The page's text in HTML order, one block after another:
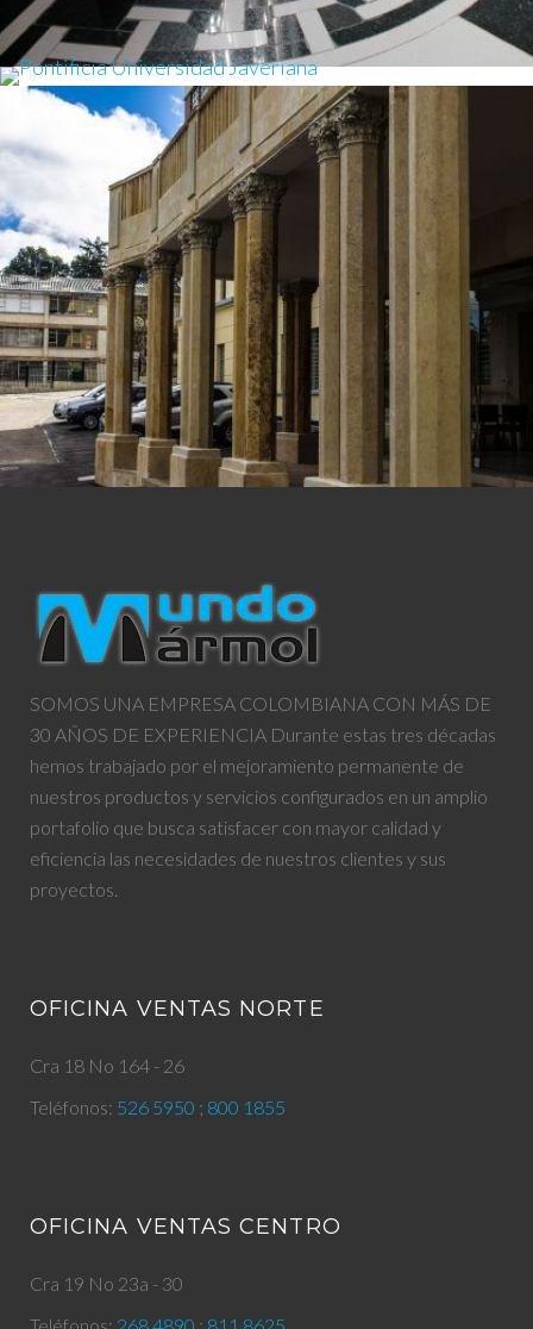
PONTIFICIA UNIVERSIDAD JAVERIANA
Suministro e instalación de pisos
COLEGIO SAN BARTOLOME DE LA
MERCED
Suministro e instalación de pisos y paredes Restauración de columnas, pisos y paredes
SOMOS UNA EMPRESA COLOMBIANA CON MÁS DE
30 AÑOS DE EXPERIENCIA Durante estas tres décadas
hemos trabajado por el mejoramiento permanente de
nuestros productos y servicios configurados en un amplio
portafolio que busca satisfacer con mayor calidad y
eficiencia las necesidades de nuestros clientes y sus
proyectos.
OFICINA VENTAS NORTE
Cra 18 No 164 - 26
Teléfonos: 526 5950 ; 800 1855
OFICINA VENTAS CENTRO
Cra 19 No 23a - 30